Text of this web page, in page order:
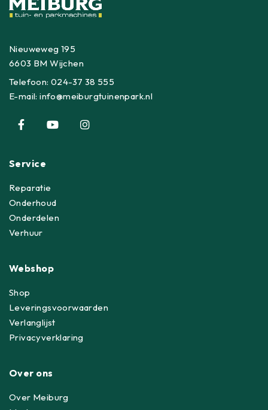
Nieuweweg 195
6603 BM Wijchen
Telefoon:024-37 38 555
E-mail:info@meiburgtuinenpark.nl
Service
Reparatie
Onderhoud
Onderdelen
Verhuur
Webshop
Shop
Leveringsvoorwaarden
Verlanglijst
Privacyverklaring
Over ons
Over Meiburg